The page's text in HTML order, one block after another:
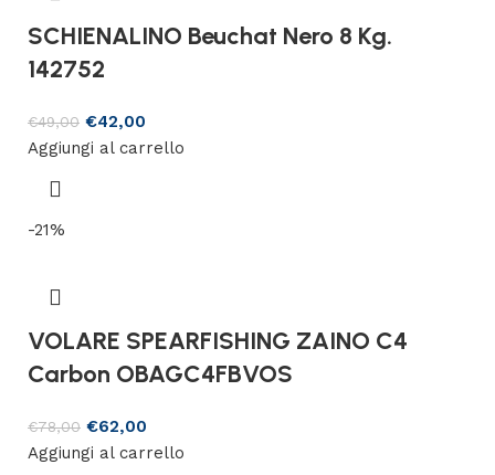
SCHIENALINO Beuchat Nero 8 Kg.
142752
€49,00 €42,00
Aggiungi al carrello
-21%
VOLARE SPEARFISHING ZAINO C4
Carbon OBAGC4FBVOS
€78,00 €62,00
Aggiungi al carrello